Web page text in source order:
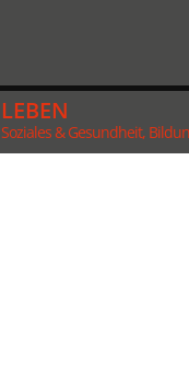
LEBEN
Soziales & Gesundheit,